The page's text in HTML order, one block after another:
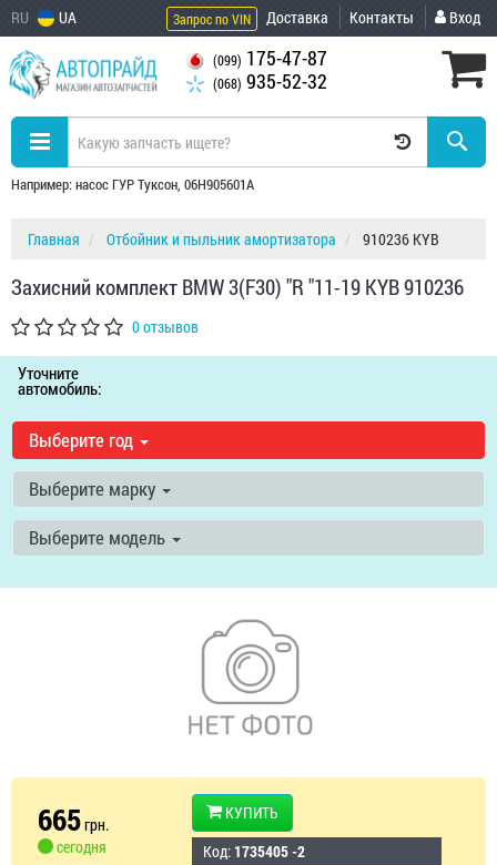
RU UA Запрос по VIN Доставка Контакты Вход
(099) 175-47-87
(068) 935-52-32
Например: насос ГУР Туксон, 06H905601A
Главная Отбойник и пыльник амортизатора 910236 KYB
Захисний комплект BMW 3(F30) "R "11-19 KYB 910236
0 отзывов
Уточните
автомобиль:
Выберите год
Выберите марку
Выберите модель
665грн.
сегодня
КУПИТЬ
Код: 1735405 -2